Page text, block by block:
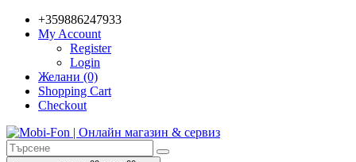
+359886247933
My Account
Register
Login
Желани (0)
Shopping Cart
Checkout